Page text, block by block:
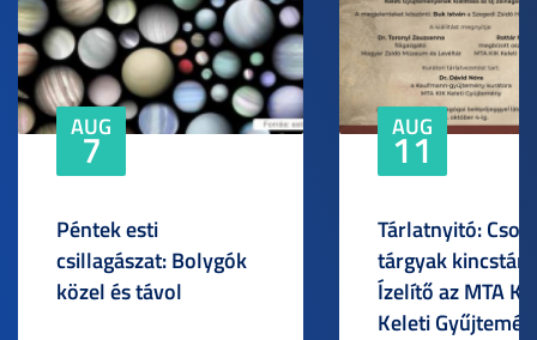
AUG
7
Péntek esti
csillagászat: Bolygók
közel és távol
AUG
11
Tárlatnyitó:
tárgyak
Ízelítő az MTA
Keleti